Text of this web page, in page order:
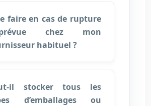
faire en cas de rupture
chez mon
habituel ?
il stocker tous les
d’emballages ou